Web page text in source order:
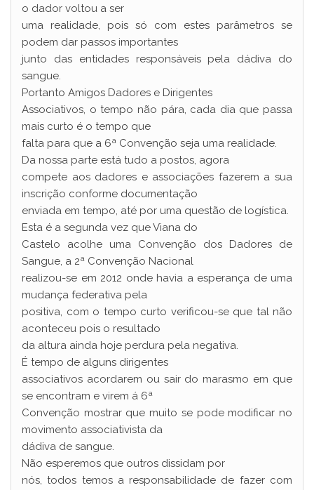
o dador voltou a ser
uma realidade, pois só com estes parâmetros se
podem dar passos importantes
junto das entidades responsáveis pela dádiva do
sangue.
Portanto Amigos Dadores e Dirigentes
Associativos, o tempo não pára, cada dia que passa
mais curto é o tempo que
falta para que a 6ª Convenção seja uma realidade.
Da nossa parte está tudo a postos, agora
compete aos dadores e associações fazerem a sua
inscrição conforme documentação
enviada em tempo, até por uma questão de logística.
Esta é a segunda vez que Viana do
Castelo acolhe uma Convenção dos Dadores de
Sangue, a 2ª Convenção Nacional
realizou-se em 2012 onde havia a esperança de uma
mudança federativa pela
positiva, com o tempo curto verificou-se que tal não
aconteceu pois o resultado
da altura ainda hoje perdura pela negativa.
É tempo de alguns dirigentes
associativos acordarem ou sair do marasmo em que
se encontram e virem á 6ª
Convenção mostrar que muito se pode modificar no
movimento associativista da
dádiva de sangue.
Não esperemos que outros dissidam por
nós, todos temos a responsabilidade de fazer com